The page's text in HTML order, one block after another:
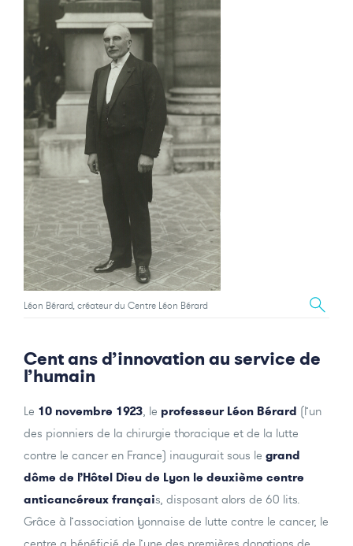
Léon Bérard, créateur du Centre Léon Bérard
Cent ans d’innovation au service de
l’humain
Le 10 novembre 1923, le professeur Léon Bérard (l’un
des pionniers de la chirurgie thoracique et de la lutte
contre le cancer en France) inaugurait sous le grand
dôme de l’Hôtel Dieu de Lyon le deuxième centre
anticancéreux français, disposant alors de 60 lits.
Grâce à l’association lyonnaise de lutte contre le cancer, le